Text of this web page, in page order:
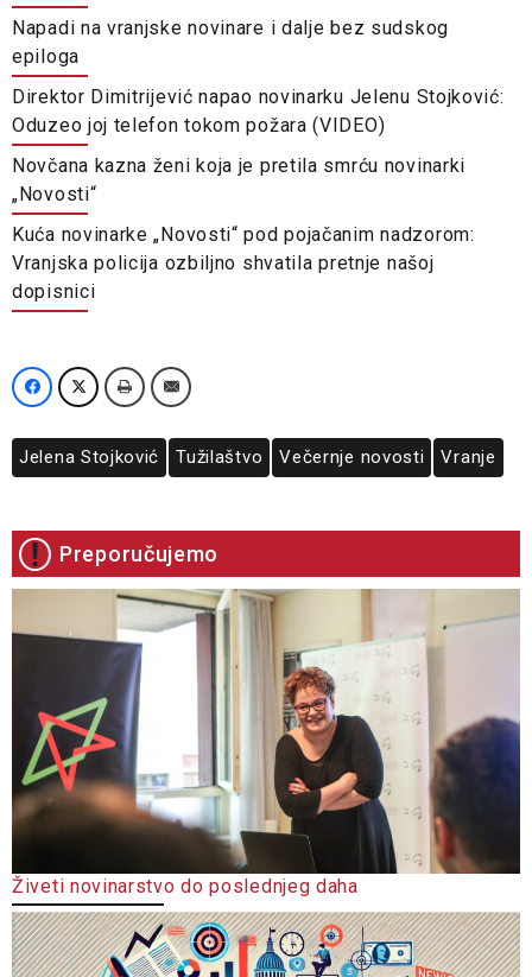
Napadi na vranjske novinare i dalje bez sudskog
epiloga
Direktor Dimitrijević napao novinarku Jelenu Stojković:
Oduzeo joj telefon tokom požara (VIDEO)
Novčana kazna ženi koja je pretila smrću novinarki
„Novosti“
Kuća novinarke „Novosti“ pod pojačanim nadzorom:
Vranjska policija ozbiljno shvatila pretnje našoj
dopisnici
Jelena Stojković Tužilaštvo Večernje novosti Vranje
Preporučujemo
Živeti novinarstvo do poslednjeg daha